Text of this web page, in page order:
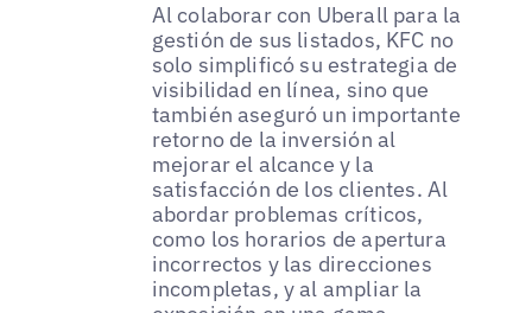
Al colaborar con Uberall para la
gestión de sus listados, KFC no
solo simplificó su estrategia de
visibilidad en línea, sino que
también aseguró un importante
retorno de la inversión al
mejorar el alcance y la
satisfacción de los clientes. Al
abordar problemas críticos,
como los horarios de apertura
incorrectos y las direcciones
incompletas, y al ampliar la